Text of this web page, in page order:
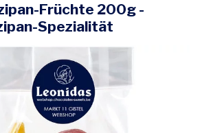
Früchte 200g -
Spezialität